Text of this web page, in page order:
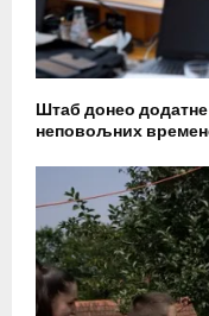
Штаб донео
неповољних